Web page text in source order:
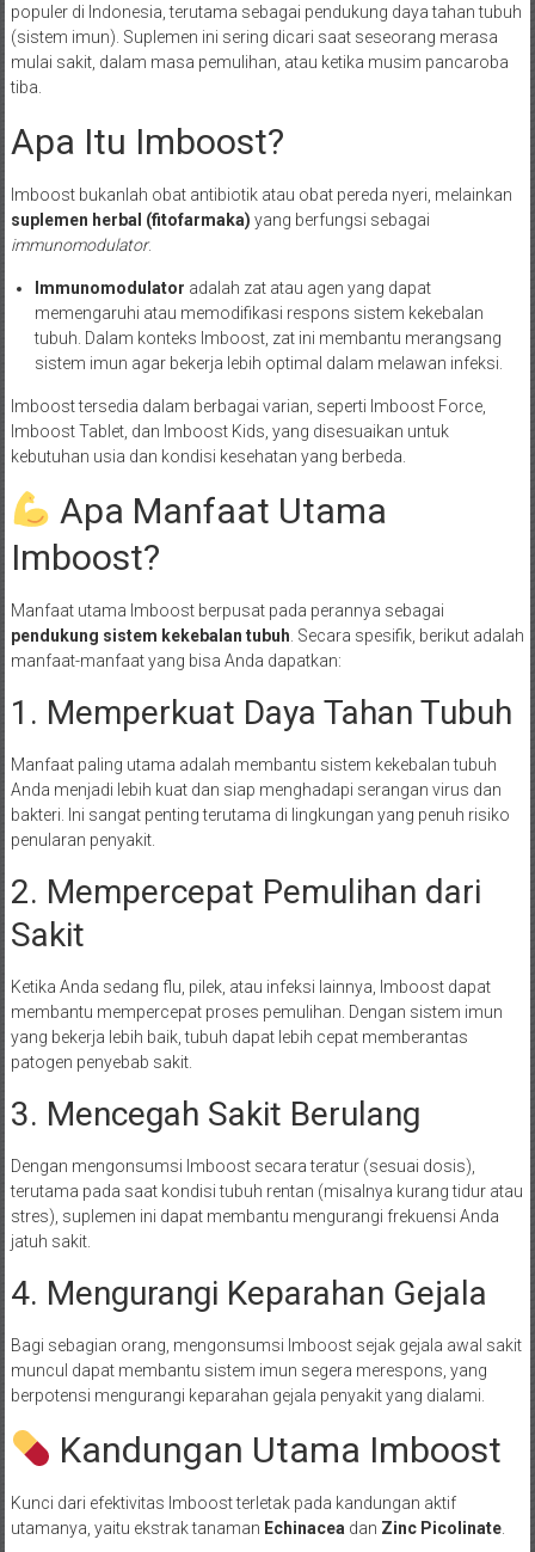
populer di Indonesia, terutama sebagai pendukung daya tahan tubuh
(sistem imun). Suplemen ini sering dicari saat seseorang merasa
mulai sakit, dalam masa pemulihan, atau ketika musim pancaroba
tiba.
Apa Itu Imboost?
Imboost bukanlah obat antibiotik atau obat pereda nyeri, melainkan
suplemen herbal (fitofarmaka) yang berfungsi sebagai
immunomodulator.
Immunomodulator adalah zat atau agen yang dapat
memengaruhi atau memodifikasi respons sistem kekebalan
tubuh. Dalam konteks Imboost, zat ini membantu merangsang
sistem imun agar bekerja lebih optimal dalam melawan infeksi.
Imboost tersedia dalam berbagai varian, seperti Imboost Force,
Imboost Tablet, dan Imboost Kids, yang disesuaikan untuk
kebutuhan usia dan kondisi kesehatan yang berbeda.
Apa Manfaat Utama
Imboost?
Manfaat utama Imboost berpusat pada perannya sebagai
pendukung sistem kekebalan tubuh . Secara spesifik, berikut adalah
manfaat-manfaat yang bisa Anda dapatkan:
1. Memperkuat Daya Tahan Tubuh
Manfaat paling utama adalah membantu sistem kekebalan tubuh
Anda menjadi lebih kuat dan siap menghadapi serangan virus dan
bakteri. Ini sangat penting terutama di lingkungan yang penuh risiko
penularan penyakit.
2. Mempercepat Pemulihan dari
Sakit
Ketika Anda sedang flu, pilek, atau infeksi lainnya, Imboost dapat
membantu mempercepat proses pemulihan. Dengan sistem imun
yang bekerja lebih baik, tubuh dapat lebih cepat memberantas
patogen penyebab sakit.
3. Mencegah Sakit Berulang
Dengan mengonsumsi Imboost secara teratur (sesuai dosis),
terutama pada saat kondisi tubuh rentan (misalnya kurang tidur atau
stres), suplemen ini dapat membantu mengurangi frekuensi Anda
jatuh sakit.
4. Mengurangi Keparahan Gejala
Bagi sebagian orang, mengonsumsi Imboost sejak gejala awal sakit
muncul dapat membantu sistem imun segera merespons, yang
berpotensi mengurangi keparahan gejala penyakit yang dialami.
Kandungan Utama Imboost
Kunci dari efektivitas Imboost terletak pada kandungan aktif
utamanya, yaitu ekstrak tanaman Echinacea dan Zinc Picolinate.